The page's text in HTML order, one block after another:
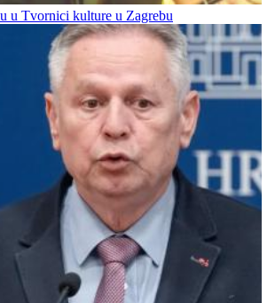
u Tvornici kulture u Zagrebu